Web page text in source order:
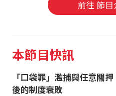
前往 節目
本節目快訊
「口袋罪」濫捕與任意關
後的制度衰敗